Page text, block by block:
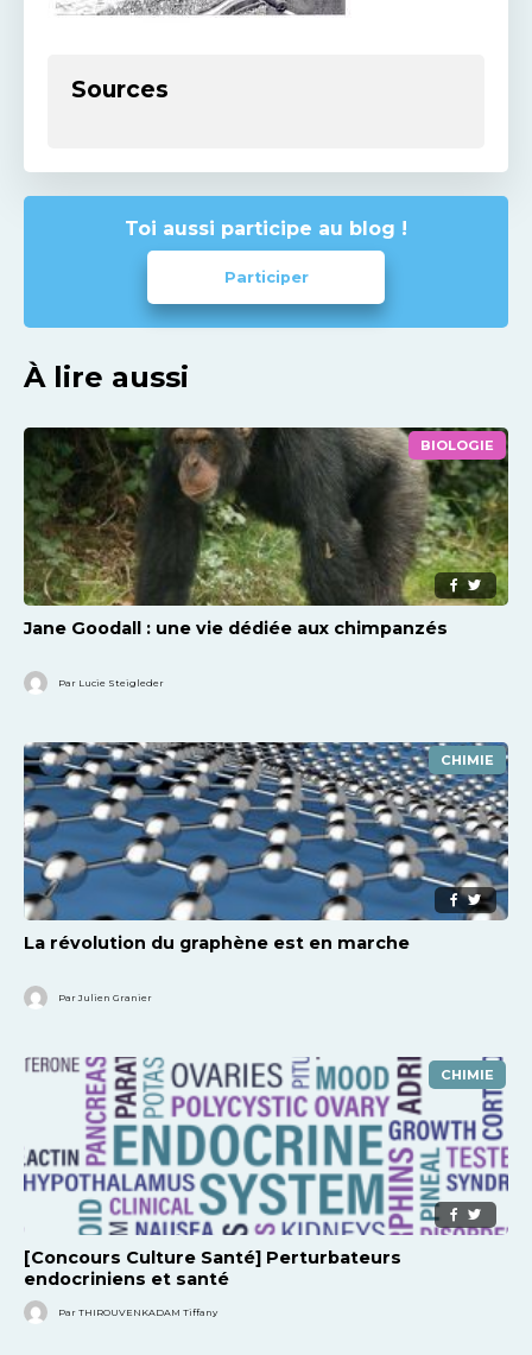
Sources
Toi aussi participe au blog !
Participer
À lire aussi
BIOLOGIE
Jane Goodall : une vie dédiée aux chimpanzés
Par Lucie Steigleder
CHIMIE
La révolution du graphène est en marche
Par Julien Granier
CHIMIE
[Concours Culture Santé] Perturbateurs
endocriniens et santé
Par THIROUVENKADAM Tiffany